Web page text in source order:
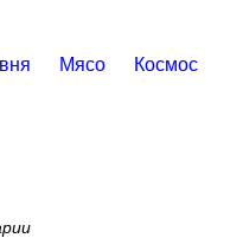
Мясо
Космос